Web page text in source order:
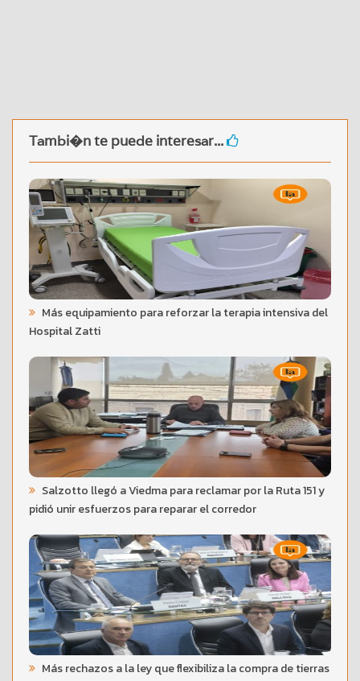
Tambi�n te puede interesar...
Más equipamiento para reforzar la terapia intensiva del
Hospital Zatti
Salzotto llegó a Viedma para reclamar por la Ruta 151 y
pidió unir esfuerzos para reparar el corredor
Más rechazos a la ley que flexibiliza la compra de tierras